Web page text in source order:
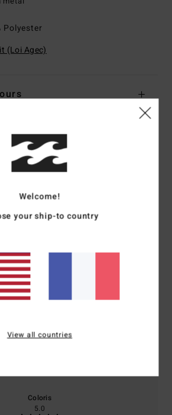
Polyester
(Loi Agec)
5.0/5
1 avis vérifiés
depuis juillet 2026
clients recommandent ce produit
Coloris
5.0
Welcome!
your ship-to country
View all countries